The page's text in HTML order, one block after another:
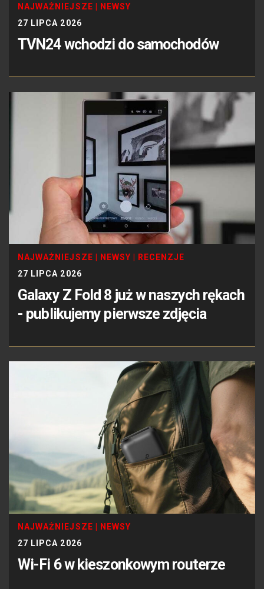
NAJWAŻNIEJSZE
NEWSY
27 LIPCA 2026
TVN24 wchodzi do samochodów
NAJWAŻNIEJSZE NEWSY
RECENZJE
27 LIPCA 2026
Galaxy Z Fold 8 już w naszych rękach
- publikujemy pierwsze zdjęcia
NAJWAŻNIEJSZE
NEWSY
27 LIPCA 2026
Wi-Fi 6 w kieszonkowym routerze